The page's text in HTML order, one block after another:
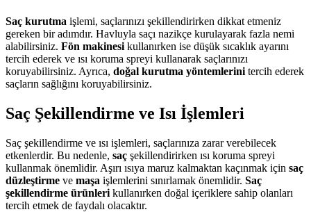
Saç kurutma işlemi, saçlarınızı şekillendirirken dikkat etmeniz
gereken bir adımdır. Havluyla saçı nazikçe kurulayarak fazla nemi
alabilirsiniz. Fön makinesi kullanırken ise düşük sıcaklık ayarını
tercih ederek ve ısı koruma spreyi kullanarak saçlarınızı
koruyabilirsiniz. Ayrıca, doğal kurutma yöntemlerini tercih ederek
saçların sağlığını koruyabilirsiniz.
Saç Şekillendirme ve Isı İşlemleri
Saç şekillendirme ve ısı işlemleri, saçlarınıza zarar verebilecek
etkenlerdir. Bu nedenle, saç şekillendirirken ısı koruma spreyi
kullanmak önemlidir. Aşırı ısıya maruz kalmaktan kaçınmak için saç
düzleştirme ve maşa işlemlerini sınırlamak önemlidir. Saç
şekillendirme ürünleri kullanırken doğal içeriklere sahip olanları
tercih etmek de faydalı olacaktır.